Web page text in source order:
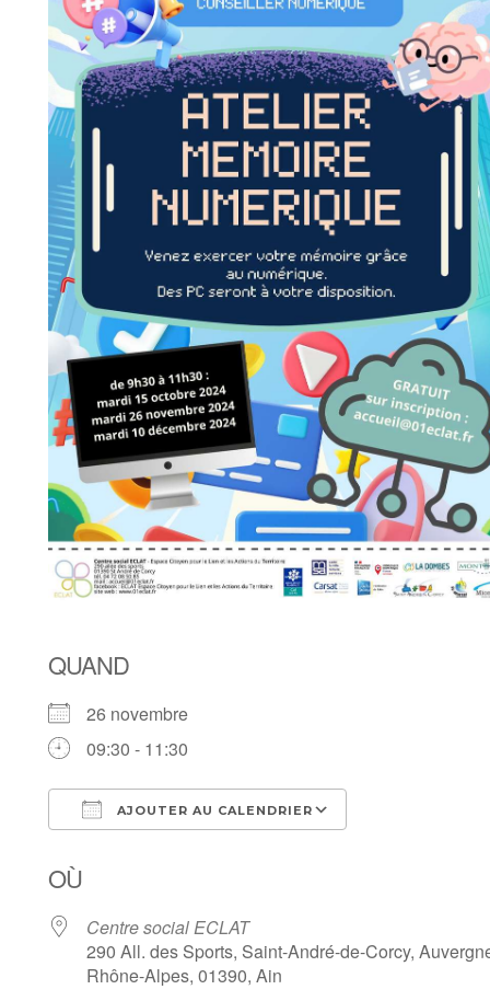
QUAND
26 novembre
09:30 - 11:30
AJOUTER AU CALENDRIER
OÙ
Centre social ECLAT
290 All. des Sports, Saint-André-de-Corcy,
Rhône-Alpes, 01390, Ain